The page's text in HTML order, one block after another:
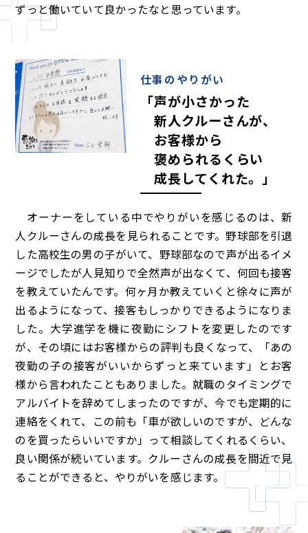
ずっと働いていて良かったなと思っています。
仕事のやりがい
「声が小さかった
新人クルーさんが、
お客様から
褒められるくらい
成長してくれた。」
オーナーをしている中でやりがいを感じるのは、新
人クルーさんの成長を見られることです。野球部を引退
した高校生の男の子がいて、野球部なので声が出るイメ
ージでしたが人見知りで全然声が出なくて、何回も接客
を教えていたんです。何ヶ月か教えていくと徐々に声が
出るようになって、接客もしっかりできるようになりま
した。大学進学を機に夜勤にシフトを変更したのです
が、その頃にはお客様からの評判も良くなって、「あの
夜勤の子の接客がいいからずっと来ています」とお客
様から言われたこともありました。就職のタイミングで
アルバイトを辞めてしまったのですが、今でも定期的に
連絡をくれて、この前も「車が欲しいのですが、どんな
のを買ったらいいですか」って相談してくれるくらい、
良い関係が続いています。クルーさんの成長を間近で見
ることができると、やりがいを感じます。